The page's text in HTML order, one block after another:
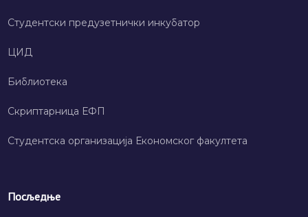
Студентски предузетнички инкубатор
ЦИД
Библиотека
Скриптарница ЕФП
Студентска организација Економског факултета
Посљедње